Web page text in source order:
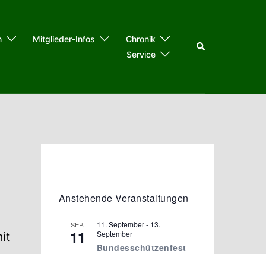
Mitglieder-Infos
Chronik
Service
Suche
Anstehende Veranstaltungen
SEP.
11
11. September- 13.
September
Bundesschützenfest